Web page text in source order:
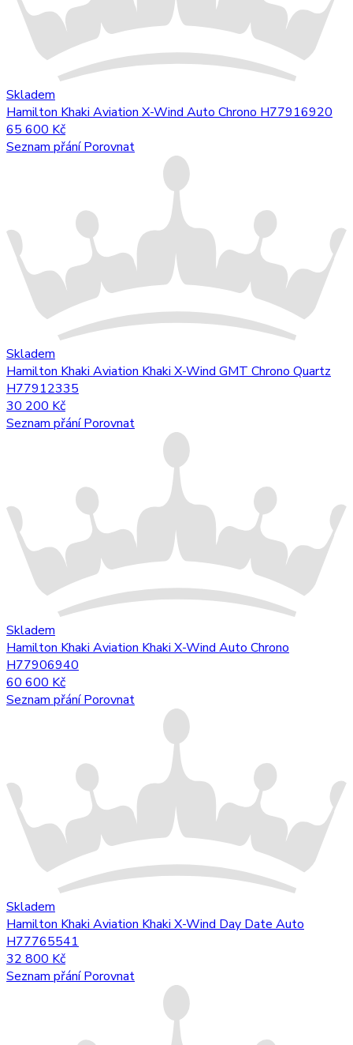
Skladem
Hamilton Khaki Aviation X-Wind Auto Chrono H77916920
65 600 Kč
Seznam přání Porovnat
Skladem
Hamilton Khaki Aviation Khaki X-Wind GMT Chrono Quartz
H77912335
30 200 Kč
Seznam přání Porovnat
Skladem
Hamilton Khaki Aviation Khaki X-Wind Auto Chrono
H77906940
60 600 Kč
Seznam přání Porovnat
Skladem
Hamilton Khaki Aviation Khaki X-Wind Day Date Auto
H77765541
32 800 Kč
Seznam přání Porovnat